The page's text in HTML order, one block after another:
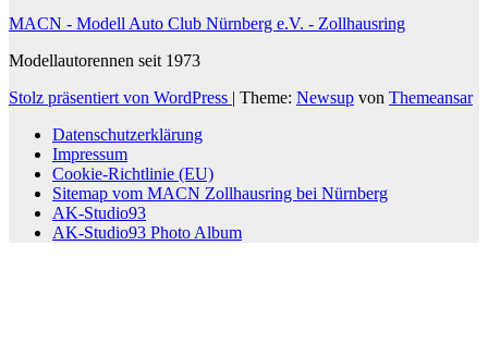
MACN - Modell Auto Club Nürnberg e.V. - Zollhausring
Modellautorennen seit 1973
Stolz präsentiert von WordPress | Theme: Newsup von Themeansar
Datenschutzerklärung
Impressum
Cookie-Richtlinie (EU)
Sitemap vom MACN Zollhausring bei Nürnberg
AK-Studio93
AK-Studio93 Photo Album